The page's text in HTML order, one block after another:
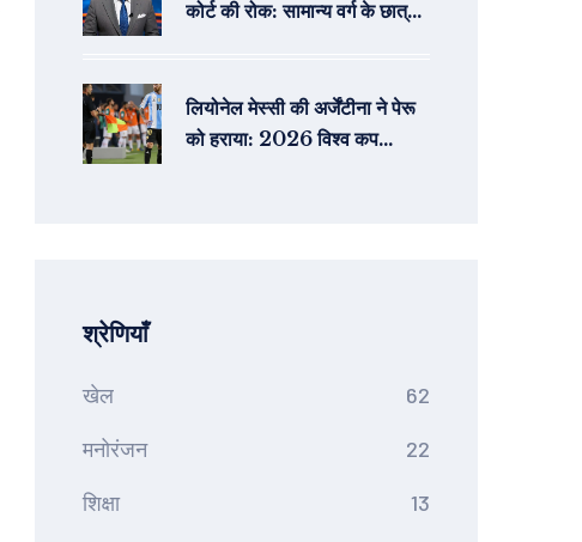
कोर्ट की रोक: सामान्य वर्ग के छात्रों
लियोनेल मेस्सी की अर्जेंटीना ने पेरू
को हराया: 2026 विश्व कप
श्रेणियाँ
खेल 62
मनोरंजन 22
शिक्षा 13